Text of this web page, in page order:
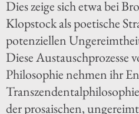
Dies zeige sich etwa bei
Klopstock als poetische
potenziellen
Diese Austauschprozesse
Philosophie nehmen ihr
der prosaischen,